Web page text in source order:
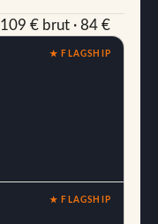
109 € brut · 84 €
avec Qualirépar ·
★ FLAGSHIP
★ FLAGSHIP